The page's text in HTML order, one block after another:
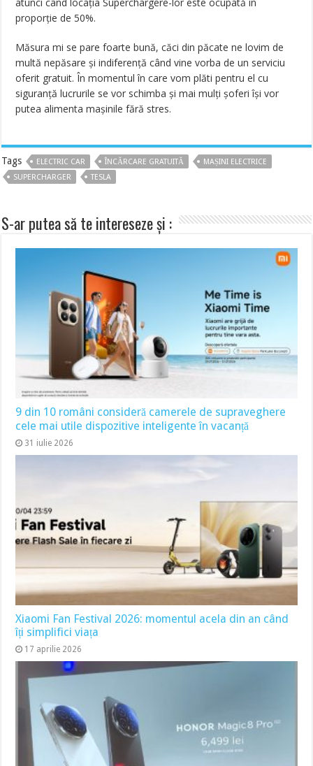
proporție de 50%.
Măsura mi se pare foarte bună, căci din păcate ne lovim de
multă nepăsare și indiferență când vine vorba de un serviciu
oferit gratuit. În momentul în care vom plăti pentru el cu
siguranță lucrurile se vor schimba și mai mulți șoferi își vor
putea alimenta mașinile fără stres.
Tags ELECTRIC CAR ÎNCĂRCARE GRATUITĂ
MAȘINI ELECTRICE
SUPERCHARGER
TESLA
S-ar putea să te intereseze și :
9 din 10 români consideră camerele de supraveghere
cele mai utile dispozitive inteligente în vacanță
31 iulie 2026
Xiaomi Fan Festival 2026: momentul acela din an când
îți simplifici viața
17 aprilie 2026